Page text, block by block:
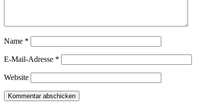
Name *
E-Mail-Adresse *
Website